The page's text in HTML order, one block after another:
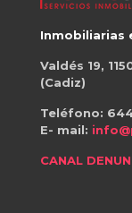
Inmobiliarias
Valdés 19,
(Cadiz)
Teléfono:
E- mail:
CANAL